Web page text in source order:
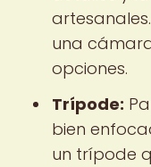
una
opciones.
Trípode:
bien
un trípode